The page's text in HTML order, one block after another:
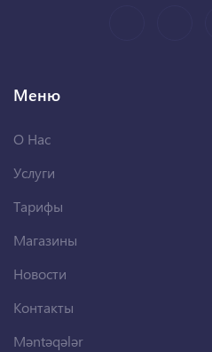
Меню
О Нас
Услуги
Тарифы
Магазины
Новости
Контакты
Məntəqələr